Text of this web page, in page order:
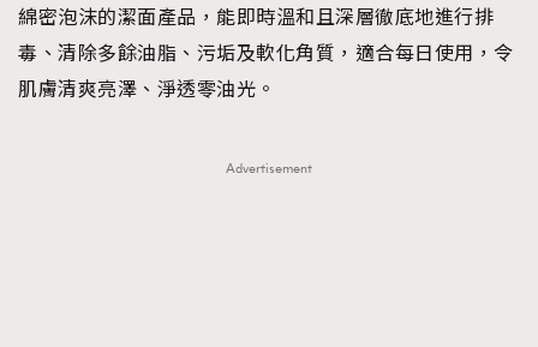
綿密泡沫的潔面產品，能即時溫和且深層徹底地進行排
毒、清除多餘油脂、污垢及軟化角質，適合每日使用，令
肌膚清爽亮澤、淨透零油光。
Advertisement